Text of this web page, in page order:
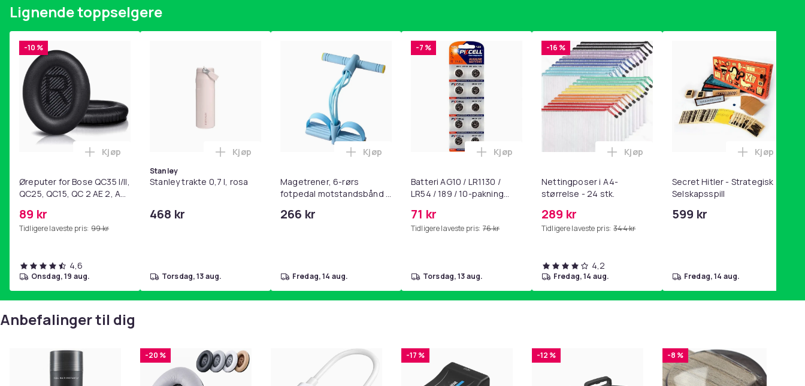
Lignende toppselgere
-10 %
Øreputer for Bose QC35 I/II,
QC25, QC15, QC 2 AE 2, AE
SoundLink Black
89 kr
Tidligere laveste pris: 99 kr
Legg Øreputer for Bose QC35 I/II, QC25, QC15, QC 2 AE 2, AE 2i, AE 2w, SoundTrue, SoundLink Black i handlekurven
Kjøp
4,6
onsdag, 19 aug.
Stanley
Stanley trakte 0,7 l, rosa
468 kr
Legg Stanley trakte 0,7 l, rosa i handlekurven
Kjøp
torsdag, 13 aug.
Magetrener, 6-rørs
fotpedal motstandsbånd -
yoga og
266 kr
Legg Magetrener, 6-rørs fotpedal motstandsbånd - mage- og kjernetrening, yoga og
Kjøp
fredag, 14 aug.
-7 %
Batteri AG10 / LR1130 /
LR54 / 189 / 10-pakning
71 kr
Tidligere laveste pris: 76 kr
Legg Batteri AG10 / LR1130 / LR54 / 189 / 10-pakning PKcell i
Kjøp
torsdag, 13 aug.
-16 %
Nettingposer i A4-
størrelse - 24 stk.
289 kr
Tidligere laveste pris: 344 kr
Legg Nettingposer i A4-størrelse - 24
Kjøp
4,2
fredag, 14 aug.
Secret Hitler - Strategisk
Selskapsspill
599 kr
Legg
Kjøp
fredag, 14 aug.
Anbefalinger til dig
-20 % -17 % -12 % -8 %